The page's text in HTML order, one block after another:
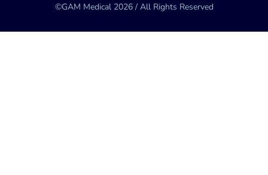
©GAM Medical 2026 / All Rights Reserved